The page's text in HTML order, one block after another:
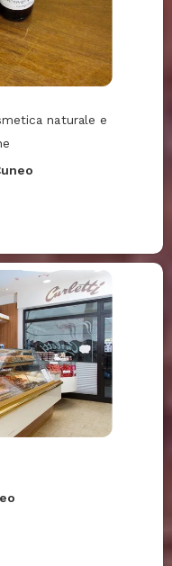
naturale e